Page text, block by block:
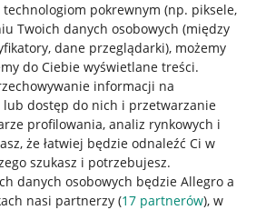
pokrewnym (np. piksele,
Twoich danych osobowych (między
dane przeglądarki), możemy
do Ciebie wyświetlane treści.
informacji na
dostęp do nich i przetwarzanie
profilowania, analiz rynkowych i
że łatwiej będzie odnaleźć Ci w
szukasz i potrzebujesz.
danych osobowych będzie Allegro a
nasi partnerzy (17 partnerów), w